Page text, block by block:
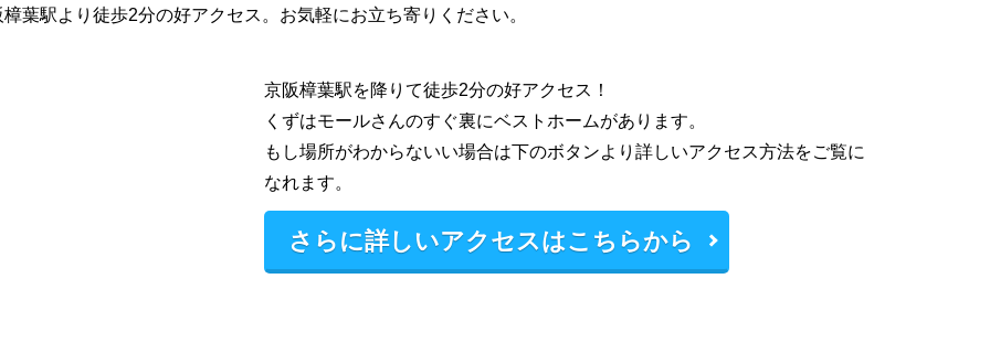
葉駅より徒歩2分の好アクセス。お気軽にお立ち寄りください。
京阪樟葉駅を降りて徒歩2分の好アクセス！
くずはモールさんのすぐ裏にベストホームがあります。
もし場所がわからないい場合は下のボタンより詳しいアクセス方法をご覧に
なれます。
さらに詳しいアクセスはこちらから